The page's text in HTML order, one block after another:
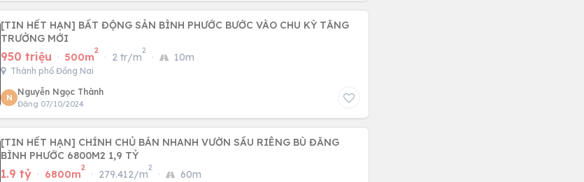
[TIN HẾT HẠN] BẤT ĐỘNG SẢN BÌNH PHƯỚC BƯỚC VÀO CHU KỲ TĂNG
TRƯỞNG MỚI
950 triệu · 500m
2
· 2 tr/m
2
· 10m
Thành phố Đồng Nai
N
Nguyễn Ngọc Thành
Đăng 07/10/2024
[TIN HẾT HẠN] CHÍNH CHỦ BÁN NHANH VƯỜN SẦU RIÊNG BÙ ĐĂNG
BÌNH PHƯỚC 6800M2 1,9 TỶ
1.9 tỷ · 6800m
2
· 279.412/m
2
· 60m